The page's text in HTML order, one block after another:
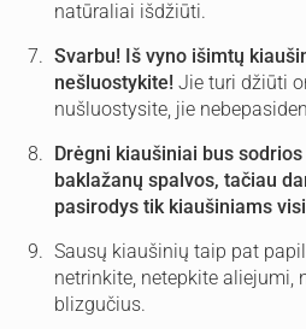
natūraliai išdžiūti.
Svarbu! Iš vyno išimtų
nešluostykite! Jie turi džiūti
nušluostysite, jie
Drėgni kiaušiniai bus
baklažanų spalvos, tačiau
pasirodys tik kiaušiniams
Sausų kiaušinių taip pat
netrinkite, netepkite aliejumi,
blizgučius.